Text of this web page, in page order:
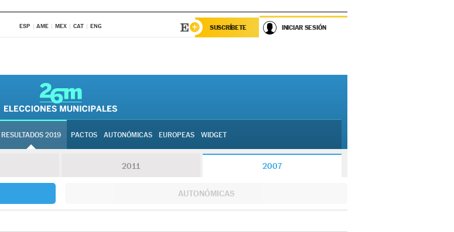
ESP AME MEX CAT ENG SUSCRÍBETE INICIAR SESIÓN
RESULTADOS 2019 PACTOS AUTONÓMICAS EUROPEAS WIDGET
2011 2007
AUTONÓMICAS